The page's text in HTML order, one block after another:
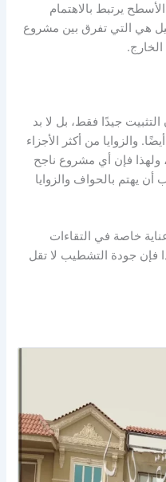
يرتبط بالاهتمام
هي التي تفرق بين مشروع
جيدًا فقط، بل لا بد
والزوايا من أكثر الأجزاء
ولهذا فإن أي مشروع ناجح
يهتم بالحواف والزوايا
خاصة في التقاءات
فإن جودة التشطيب لا تقل